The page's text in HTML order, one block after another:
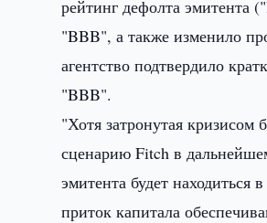
рейтинг дефолта
"BBB", а также изменило
агентство подтвердило
"BBB".
"Хотя затронутая кризисом
сценарию Fitch в
эмитента будет
приток капитала